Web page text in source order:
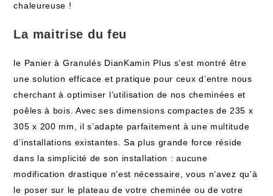
chaleureuse !
La maitrise du feu
le Panier à Granulés DianKamin Plus s’est montré être
une solution efficace et pratique pour ceux d’entre nous
cherchant à optimiser l’utilisation de nos cheminées et
poêles à bois. Avec ses dimensions compactes de 235 x
305 x 200 mm, il s’adapte parfaitement à une multitude
d’installations existantes. Sa plus grande force réside
dans la simplicité de son installation : aucune
modification drastique n’est nécessaire, vous n’avez qu’à
le poser sur le plateau de votre cheminée ou de votre